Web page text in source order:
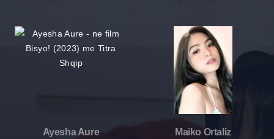
Ayesha Aure Maiko Ortaliz